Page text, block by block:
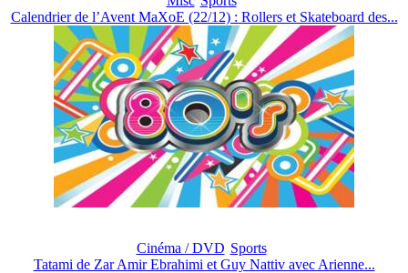
Calendrier de l’Avent MaXoE (22/12) : Rollers et Skateboard des...
Cinéma / DVD Sports
Tatami de Zar Amir Ebrahimi et Guy Nattiv avec Arienne...